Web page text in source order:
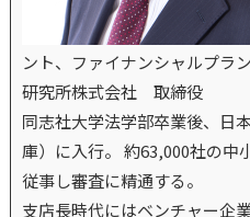
ント、ファイナンシャルプラ
研究所株式会社 取締役
同志社大学法学部卒業後、日
庫）に入行。 約63,000社の中
従事し審査に精通する。
支店長時代にはベンチャー企